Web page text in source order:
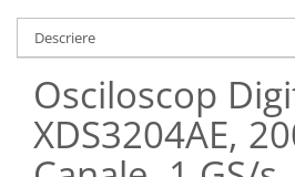
Descriere
Osciloscop
XDS3204AE,